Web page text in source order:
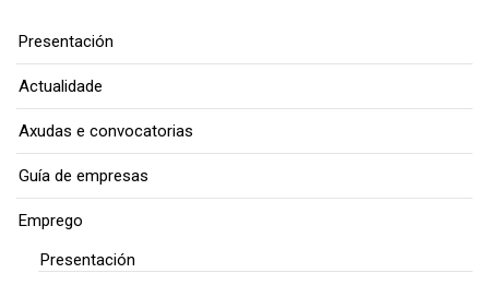
Presentación
Actualidade
Axudas e convocatorias
Guía de empresas
Emprego
Presentación